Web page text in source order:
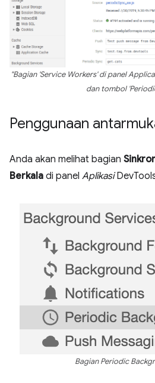
"Bagian 'Service Workers' di panel
dan tombol
Penggunaan
Anda akan melihat bagian
Berkala di panel Aplikasi
Bagian Periodic